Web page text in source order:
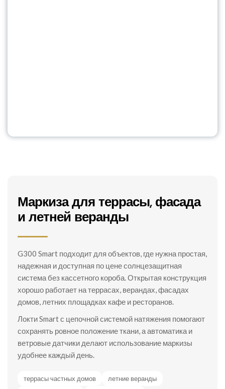
Маркиза для террасы, фасада
и летней веранды
G300 Smart подходит для объектов, где нужна простая,
надежная и доступная по цене солнцезащитная
система без кассетного короба. Открытая конструкция
хорошо работает на террасах, верандах, фасадах
домов, летних площадках кафе и ресторанов.
Локти Smart с цепочной системой натяжения помогают
сохранять ровное положение ткани, а автоматика и
ветровые датчики делают использование маркизы
удобнее каждый день.
террасы частных домов
летние веранды